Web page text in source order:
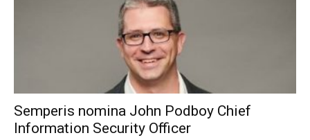
Semperis nomina John Podboy Chief
Information Security Officer